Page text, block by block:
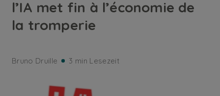
l’IA met fin à l’économie de
la tromperie
Bruno Druille 3 min Lesezeit